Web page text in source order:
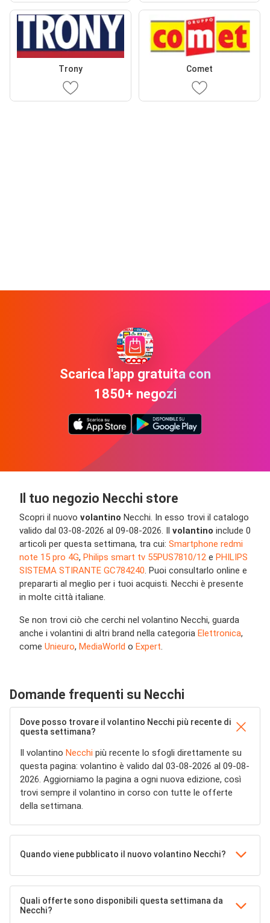
Trony Comet
Scarica l'app gratuita con
1850+ negozi
Il tuo negozio Necchi store
Scopri il nuovo volantino Necchi. In esso trovi il catalogo
valido dal 03-08-2026 al 09-08-2026. Il volantino include 0
articoli per questa settimana, tra cui: Smartphone redmi
note 15 pro 4G, Philips smart tv 55PUS7810/12 e PHILIPS
SISTEMA STIRANTE GC784240. Puoi consultarlo online e
prepararti al meglio per i tuoi acquisti. Necchi è presente
in molte città italiane.
Se non trovi ciò che cerchi nel volantino Necchi, guarda
anche i volantini di altri brand nella categoria Elettronica,
come Unieuro, MediaWorld o Expert.
Domande frequenti su Necchi
Dove posso trovare il volantino Necchi più recente di
questa settimana?
Il volantino Necchi più recente lo sfogli direttamente su
questa pagina: volantino è valido dal 03-08-2026 al 09-08-
2026. Aggiorniamo la pagina a ogni nuova edizione, così
trovi sempre il volantino in corso con tutte le offerte
della settimana.
Quando viene pubblicato il nuovo volantino Necchi?
Quali offerte sono disponibili questa settimana da
Necchi?